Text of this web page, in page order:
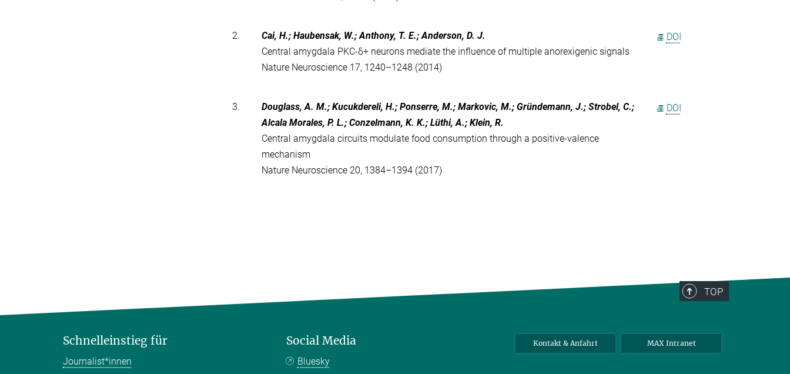
2.
Cai, H.; Haubensak, W.; Anthony, T. E.; Anderson, D. J.
Central amygdala PKC-δ+ neurons mediate the influence of multiple anorexigenic signals
Nature Neuroscience 17, 1240–1248 (2014)
DOI
3.
Douglass, A. M.; Kucukdereli, H.; Ponserre, M.; Markovic, M.; Gründemann, J.; Strobel, C.;
Alcala Morales, P. L.; Conzelmann, K. K.; Lüthi, A.; Klein, R.
Central amygdala circuits modulate food consumption through a positive-valence
mechanism
Nature Neuroscience 20, 1384–1394 (2017)
DOI
TOP
Schnelleinstieg für
Journalist*innen
Social Media
Bluesky
Kontakt & Anfahrt MAX Intranet